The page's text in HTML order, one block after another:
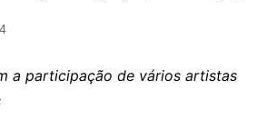
a participação de vários artistas